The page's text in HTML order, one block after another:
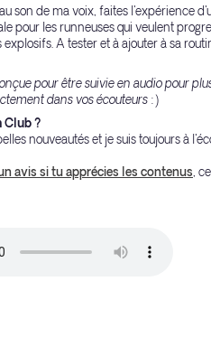
son de ma voix, faites l'expérience
pour les runneuses qui veulent
A tester et à ajouter à sa
pour être suivie en audio pour
dans vos écouteurs :)
Club ?
nouveautés et je suis toujours à
avis si tu apprécies les contenus,